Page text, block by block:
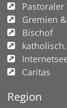
Pastoraler
Gremien
Bischof
Caritas
Region